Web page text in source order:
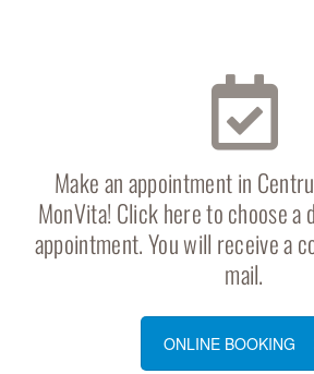
Make an appointment in
MonVita! Click here to choose a
appointment. You will receive a
mail.
ONLINE BOOKING